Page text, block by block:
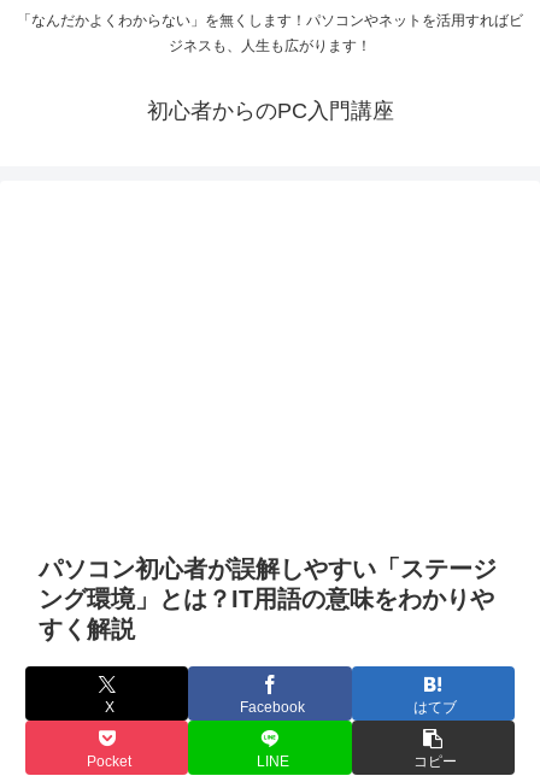
「なんだかよくわからない」を無くします！パソコンやネットを活用すればビ
ジネスも、人生も広がります！
初心者からのPC入門講座
パソコン初心者が誤解しやすい「ステージ
ング環境」とは？IT用語の意味をわかりや
すく解説
X Facebook はてブ
Pocket LINE コピー